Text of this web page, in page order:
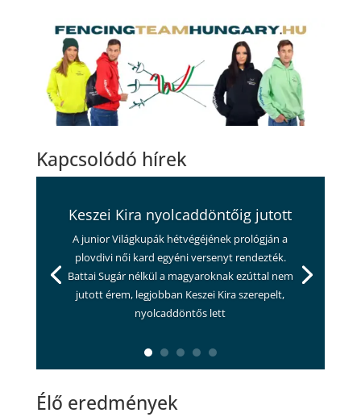
Kapcsolódó hírek
Keszei Kira nyolcaddöntőig jutott
A junior Világkupák hétvégéjének prológján a
plovdivi női kard egyéni versenyt rendezték.
Battai Sugár nélkül a magyaroknak ezúttal nem
jutott érem, legjobban Keszei Kira szerepelt,
nyolcaddöntős lett
Élő eredmények